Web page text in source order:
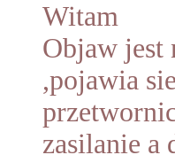
Witam
Objaw jest
,pojawia
zasilanie a